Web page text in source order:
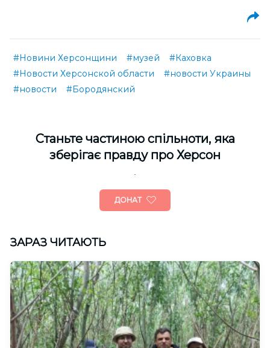
#Новини Херсонщини #музей
#Каховка
#Новости Херсонской области
#новости Украины
#новости
#Бородянский
Cтаньте частиною спільноти, яка
зберігає правду про Херсон
ДОНАТ
ЗАРАЗ ЧИТАЮТЬ